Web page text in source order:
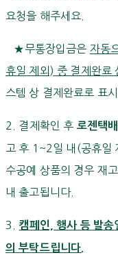
요청을 해주세요.
★무통장입금은 자동
휴일 제외) 중 결제완료
스템 상 결제완료로 표
2. 결제확인 후 로젠택
고 후 1~2일 내(공휴일
수공예 상품의 경우 재
내 출고됩니다.
3. 캠페인, 행사 등 발송
의 부탁드립니다.